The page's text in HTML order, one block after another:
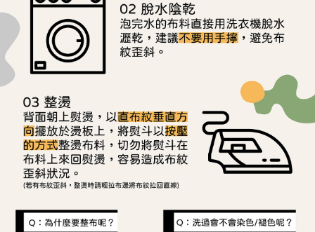
恩沛科技股份有限公司將有權停止該用戶之使用額度並採取法律行動。